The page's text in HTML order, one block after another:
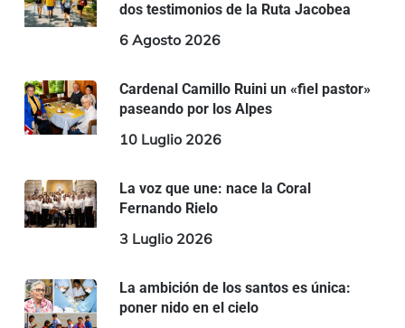
dos testimonios de la Ruta Jacobea
6 Agosto 2026
Cardenal Camillo Ruini un «fiel pastor»
paseando por los Alpes
10 Luglio 2026
La voz que une: nace la Coral
Fernando Rielo
3 Luglio 2026
La ambición de los santos es única:
poner nido en el cielo